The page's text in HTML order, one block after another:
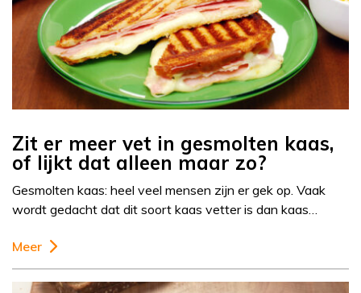
Zit er meer vet in gesmolten kaas,
of lijkt dat alleen maar zo?
Gesmolten kaas: heel veel mensen zijn er gek op. Vaak
wordt gedacht dat dit soort kaas vetter is dan kaas…
Meer